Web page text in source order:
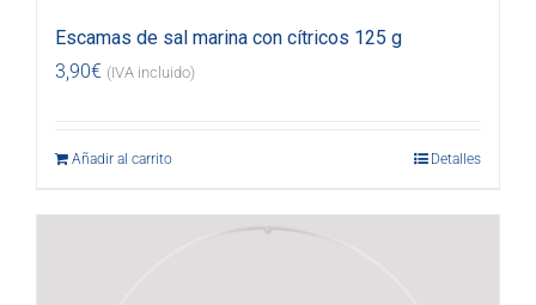
Escamas de sal marina con cítricos 125 g
3,90€ (IVA incluido)
Añadir al carrito Detalles